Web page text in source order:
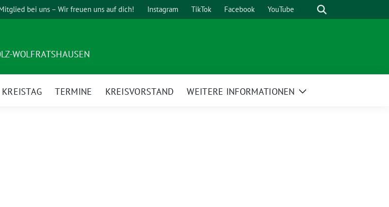
bei uns – Wir freuen uns auf dich! Instagram TikTok Facebook YouTube Suche
WOLFRATSHAUSEN
KREISTAG TERMINE KREISVORSTAND WEITERE INFORMATIONEN
Zeige